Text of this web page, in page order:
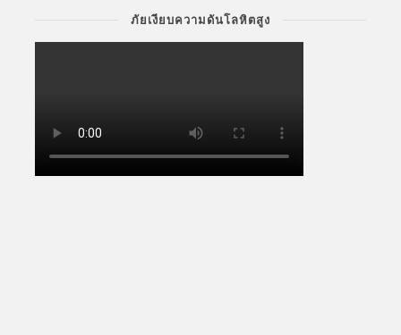
ภัยเงียบความดันโลหิตสูง